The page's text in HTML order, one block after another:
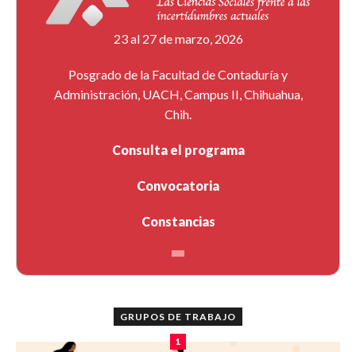
23 al 27 de marzo, 2026
Posgrado de la Facultad de Contaduría y
Administración, UACH, Campus II, Chihuahua,
Chih.
Consulta el programa
Convocatoria
Constancias
GRUPOS DE TRABAJO
1